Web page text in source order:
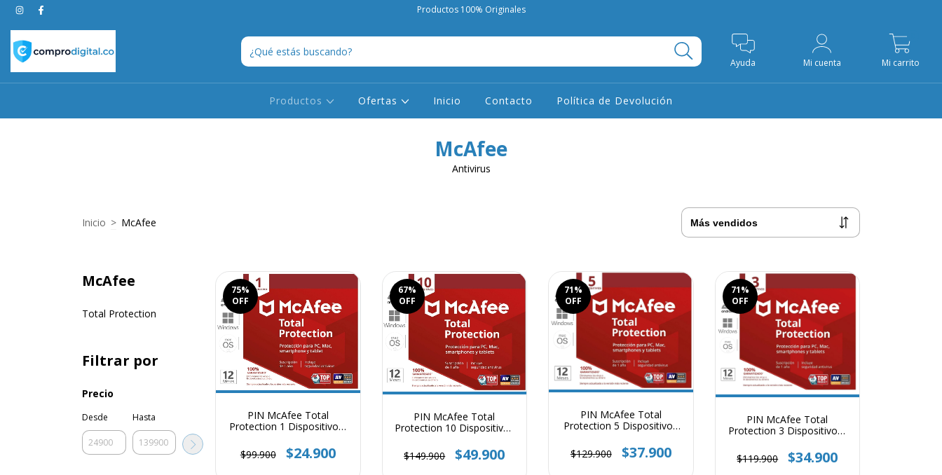
Productos 100% Originales
Ayuda Mi cuenta Mi carrito
Productos Ofertas Inicio Contacto Política de Devolución
McAfee
Antivirus
Inicio > McAfee
McAfee
Total Protection
Filtrar por
Precio
Desde Hasta
75%
OFF
PIN McAfee Total
Protection 1 Dispositivo 1
$99.900
$24.900
67%
OFF
PIN McAfee Total
Protection 10 Dispositivos
$149.900
$49.900
71%
OFF
PIN McAfee Total
Protection 5 Dispositivos
$129.900
$37.900
71%
OFF
PIN McAfee Total
Protection 3 Dispositivo 1
$119.900
$34.900